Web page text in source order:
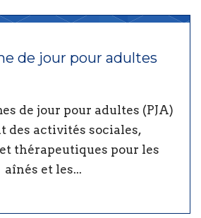
de jour pour adultes
de jour pour adultes (PJA)
des activités sociales,
thérapeutiques pour les
aînés et les...